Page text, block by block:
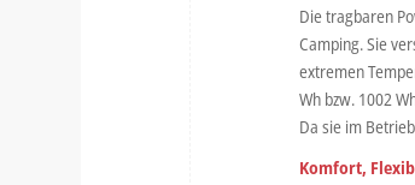
Die tragbaren
Camping. Sie
extremen
Wh bzw. 1002
Da sie im
Komfort,